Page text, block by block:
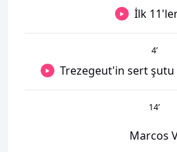
İlk
4’
Trezegeut'in sert şutu
14’
Marcos